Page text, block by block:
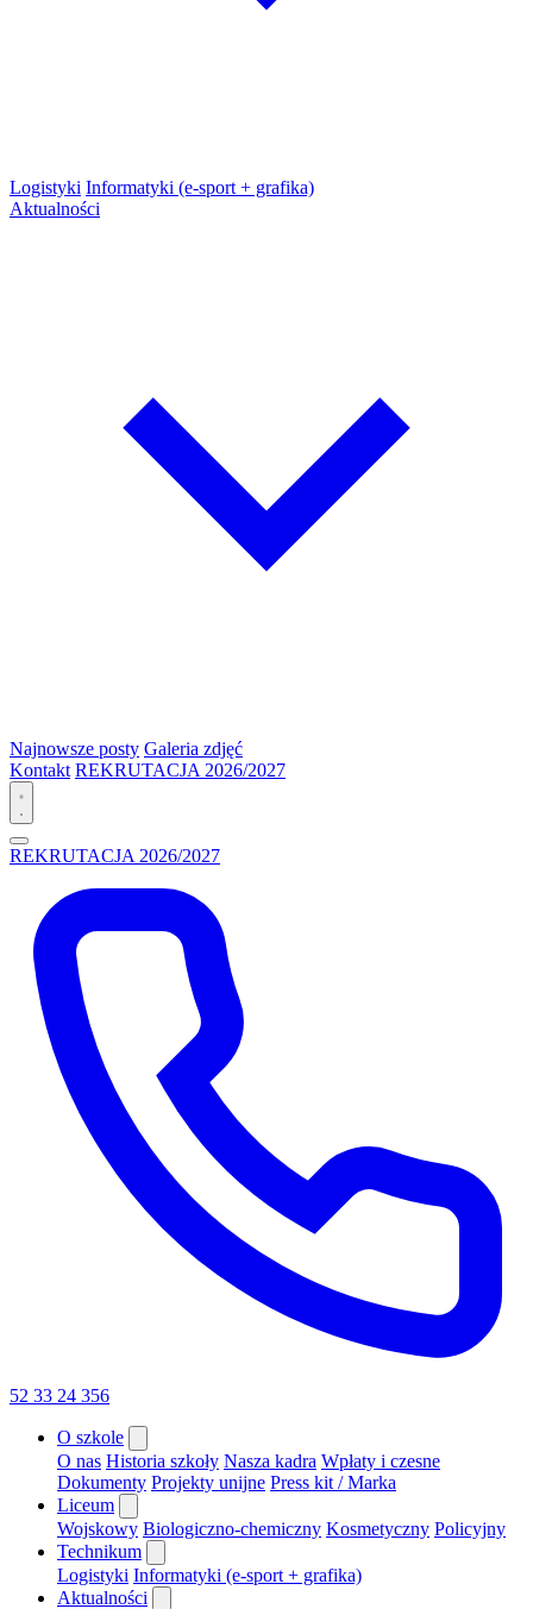
Logistyki Informatyki (e-sport + grafika)
Aktualności
Najnowsze posty Galeria zdjęć
Kontakt REKRUTACJA 2026/2027
REKRUTACJA 2026/2027
52 33 24 356
O szkole
O nas Historia szkoły Nasza kadra Wpłaty i czesne
Dokumenty Projekty unijne Press kit / Marka
Liceum
Wojskowy Biologiczno-chemiczny Kosmetyczny Policyjny
Technikum
Logistyki Informatyki (e-sport + grafika)
Aktualności